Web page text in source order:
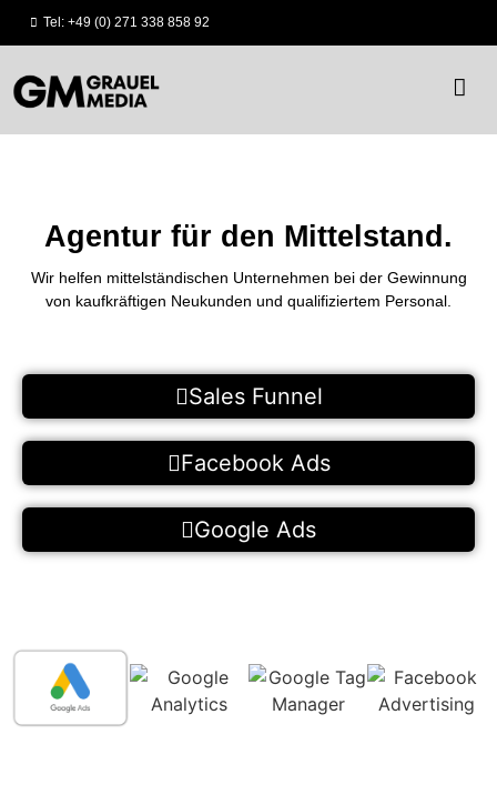
Tel: +49 (0) 271 338 858 92
Agentur für den Mittelstand.
Wir helfen mittelständischen Unternehmen bei der Gewinnung
von kaufkräftigen Neukunden und qualifiziertem Personal.
Sales Funnel
Facebook Ads
Google Ads